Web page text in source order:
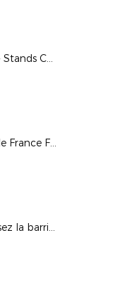
LAuRAFoot d'Elles - Stands CDM
Musée de l'équipe de France Féminine : l'étape de Bourg en Bresse
Mesdames franchissez la barrière à St-Etienne